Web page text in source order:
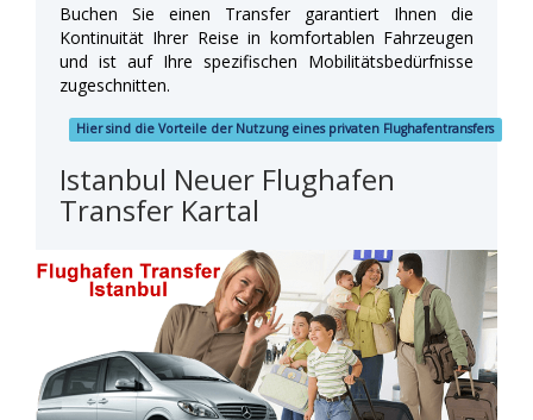
Buchen Sie einen Transfer garantiert Ihnen die
Kontinuität Ihrer Reise in komfortablen Fahrzeugen
und ist auf Ihre spezifischen Mobilitätsbedürfnisse
zugeschnitten.
Hier sind die Vorteile der Nutzung eines privaten Flughafentransfers
Istanbul Neuer Flughafen
Transfer Kartal